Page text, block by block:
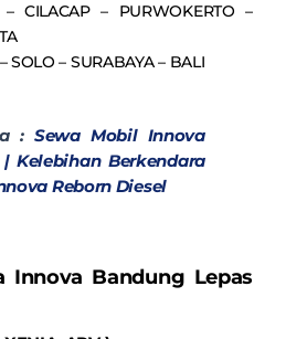
CILACAP – PURWOKERTO –
SOLO – SURABAYA – BALI
: Sewa Mobil Innova
Kelebihan Berkendara
Reborn Diesel
Innova Bandung Lepas